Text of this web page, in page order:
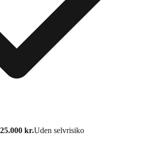
kr.Uden selvrisiko